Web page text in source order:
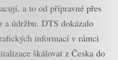
a to od přípravné přes
a údržbu. DTS dokázalo
informací v rámci
škálovat z Česka do